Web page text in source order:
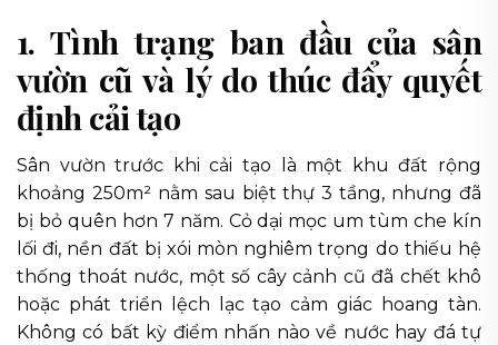
1. Tình trạng ban đầu của sân
vườn cũ và lý do thúc đẩy quyết
định cải tạo
Sân vườn trước khi cải tạo là một khu đất rộng
khoảng 250m² nằm sau biệt thự 3 tầng, nhưng đã
bị bỏ quên hơn 7 năm. Cỏ dại mọc um tùm che kín
lối đi, nền đất bị xói mòn nghiêm trọng do thiếu hệ
thống thoát nước, một số cây cảnh cũ đã chết khô
hoặc phát triển lệch lạc tạo cảm giác hoang tàn.
Không có bất kỳ điểm nhấn nào về nước hay đá tự